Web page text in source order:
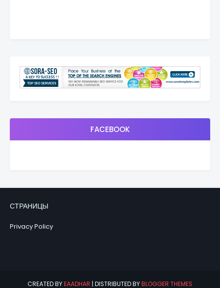
FACEBOOK
СТРАНИЦЫ
Privacy Policy
CREATED BYEAADHAR | DISTRIBUTED BYBLOGGER THEMES